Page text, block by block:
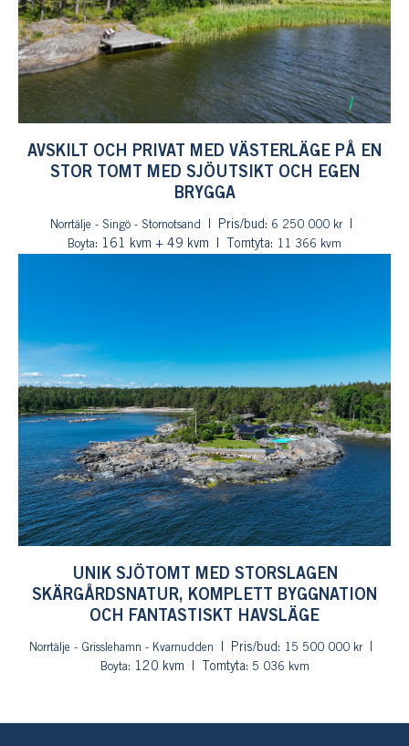
AVSKILT OCH PRIVAT MED VÄSTERLÄGE PÅ EN
STOR TOMT MED SJÖUTSIKT OCH EGEN
BRYGGA
Norrtälje - Singö - Stornotsand Pris/bud: 6 250 000 kr
Boyta: 161 kvm + 49 kvm Tomtyta: 11 366 kvm
UNIK SJÖTOMT MED STORSLAGEN
SKÄRGÅRDSNATUR, KOMPLETT BYGGNATION
OCH FANTASTISKT HAVSLÄGE
Norrtälje - Grisslehamn - Kvarnudden Pris/bud:
15 500 000 kr
Boyta: 120 kvm Tomtyta: 5 036 kvm